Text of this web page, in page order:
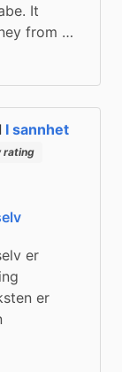
It
from …
I sannhet
rating
er
er